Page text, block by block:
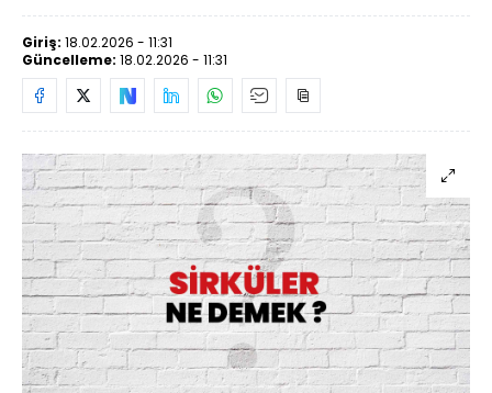
Giriş: 18.02.2026 - 11:31
Güncelleme: 18.02.2026 - 11:31